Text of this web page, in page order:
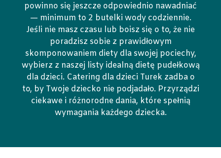
powinno się jeszcze odpowiednio nawadniać
— minimum to 2 butelki wody codziennie.
Jeśli nie masz czasu lub boisz się o to, że nie
poradzisz sobie z prawidłowym
skomponowaniem diety dla swojej pociechy,
wybierz z naszej listy idealną dietę pudełkową
dla dzieci. Catering dla dzieci Turek zadba o
to, by Twoje dziecko nie podjadało. Przyrządzi
ciekawe i różnorodne dania, które spełnią
wymagania każdego dziecka.